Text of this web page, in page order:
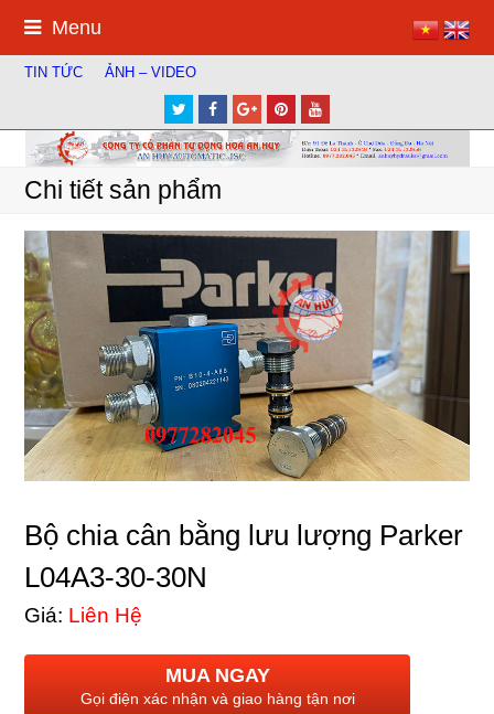
Menu
TIN TỨC ẢNH – VIDEO
TwitterFacebook
Google
Plus
Pinterest
Chi tiết sản phẩm
Bộ chia cân bằng lưu lượng Parker
L04A3-30-30N
Giá: Liên Hệ
MUA NGAY
Gọi điện xác nhận và giao hàng tận nơi